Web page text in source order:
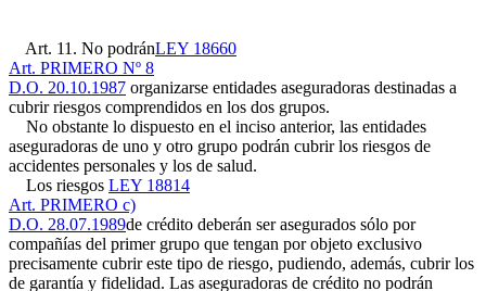
Art. 11. No podránLEY 18660
Art. PRIMERO Nº 8
D.O. 20.10.1987 organizarse entidades aseguradoras destinadas a
cubrir riesgos comprendidos en los dos grupos.
No obstante lo dispuesto en el inciso anterior, las entidades
aseguradoras de uno y otro grupo podrán cubrir los riesgos de
accidentes personales y los de salud.
Los riesgos LEY 18814
Art. PRIMERO c)
D.O. 28.07.1989de crédito deberán ser asegurados sólo por
compañías del primer grupo que tengan por objeto exclusivo
precisamente cubrir este tipo de riesgo, pudiendo, además, cubrir los
de garantía y fidelidad. Las aseguradoras de crédito no podrán